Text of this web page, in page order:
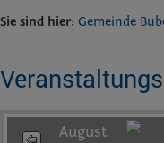
Sie sind hier: Gemeinde
August